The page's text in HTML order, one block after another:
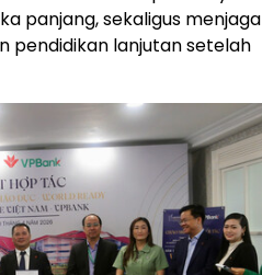
panjang, sekaligus menjaga
pendidikan lanjutan setelah